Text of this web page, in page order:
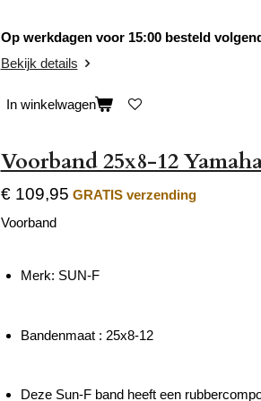
Op werkdagen voor 15:00 besteld
Bekijk details
In winkelwagen
Voorband 25x8-12
€ 109,95 GRATIS verzending
Voorband
Merk: SUN-F
Bandenmaat : 25x8-12
Deze Sun-F band heeft een